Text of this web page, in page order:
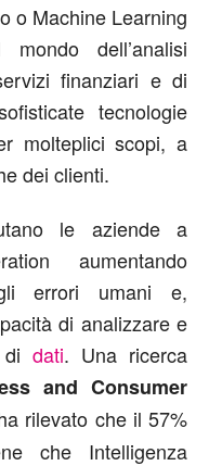
o Machine Learning
dell’analisi
finanziari e di
tecnologie
molteplici scopi, a
dei clienti.
le aziende a
aumentando
gli errori umani e,
di analizzare e
dati. Una ricerca
and Consumer
rilevato che il 57%
che Intelligenza